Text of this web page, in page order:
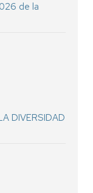
de la
DIVERSIDAD